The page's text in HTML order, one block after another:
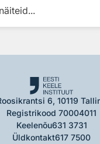
6, 10119
Registrikood 70004011
Keelenõu631 3731
Üldkontakt617 7500